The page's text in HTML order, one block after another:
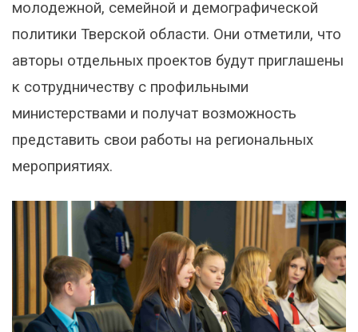
молодежной, семейной и демографической
политики Тверской области. Они отметили, что
авторы отдельных проектов будут приглашены
к сотрудничеству с профильными
министерствами и получат возможность
представить свои работы на региональных
мероприятиях.